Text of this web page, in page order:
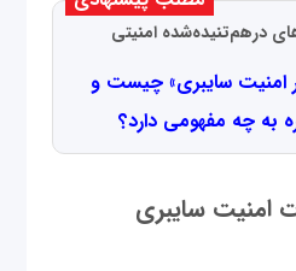
درهم‌تنیده‌شده امنیتی
امنیت سایبری» چیست و
به چه مفهومی دارد؟
امنیت سایبری